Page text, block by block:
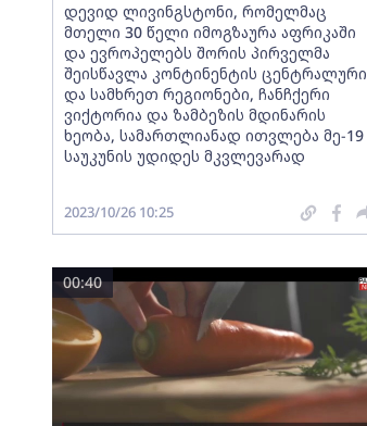
დევიდ ლივინგსტონი, რომელმაც
მთელი 30 წელი იმოგზაურა აფრიკაში
და ევროპელებს შორის პირველმა
შეისწავლა კონტინენტის ცენტრალური
და სამხრეთ რეგიონები, ჩანჩქერი
ვიქტორია და ზამბეზის მდინარის
ხეობა, სამართლიანად ითვლება მე-19
საუკუნის უდიდეს მკვლევარად
2023/10/26 10:25
00:40